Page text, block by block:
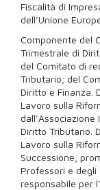
Fiscalità di
dell’Unione
Componente del
Trimestrale di
del Comitato di
Tributario; del
Diritto e Finanza.
Lavoro sulla
Diritto Tributario.
Lavoro sulla
Successione,
Professori e degli
responsabile per